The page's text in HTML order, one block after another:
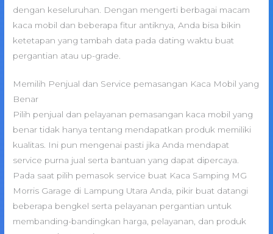
dengan keseluruhan. Dengan mengerti berbagai macam
kaca mobil dan beberapa fitur antiknya, Anda bisa bikin
ketetapan yang tambah data pada dating waktu buat
pergantian atau up-grade.
Memilih Penjual dan Service pemasangan Kaca Mobil yang
Benar
Pilih penjual dan pelayanan pemasangan kaca mobil yang
benar tidak hanya tentang mendapatkan produk memiliki
kualitas. Ini pun mengenai pasti jika Anda mendapat
service purna jual serta bantuan yang dapat dipercaya.
Pada saat pilih pemasok service buat Kaca Samping MG
Morris Garage di Lampung Utara Anda, pikir buat datangi
beberapa bengkel serta pelayanan pergantian untuk
membanding-bandingkan harga, pelayanan, dan produk